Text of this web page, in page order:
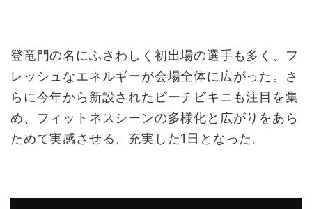
登竜門の名にふさわしく初出場の選手も多く、フ
レッシュなエネルギーが会場全体に広がった。さ
らに今年から新設されたビーチビキニも注目を集
め、フィットネスシーンの多様化と広がりをあら
ためて実感させる、充実した1日となった。